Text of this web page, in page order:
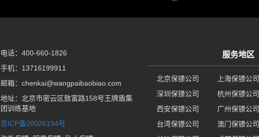
电话：400-660-1826
手机：13716199911
邮箱：chenkai@wangpaibaobiao.com
地址：北京市密云区致富路158号王牌盾集
团训练基地
京ICP备20026194号
服务地区
北京保镖公司 上海保镖公司
深圳保镖公司
杭州保镖公司
西安保镖公司
广州保镖公司
台湾保镖公司
澳门保镖公司